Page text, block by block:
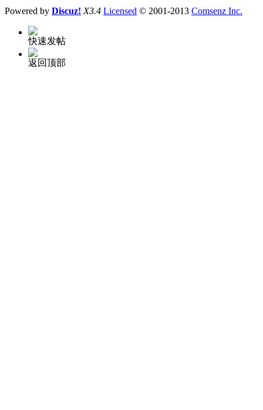
Powered by Discuz! X3.4 Licensed © 2001-2013 Comsenz Inc.
快速发帖
返回顶部